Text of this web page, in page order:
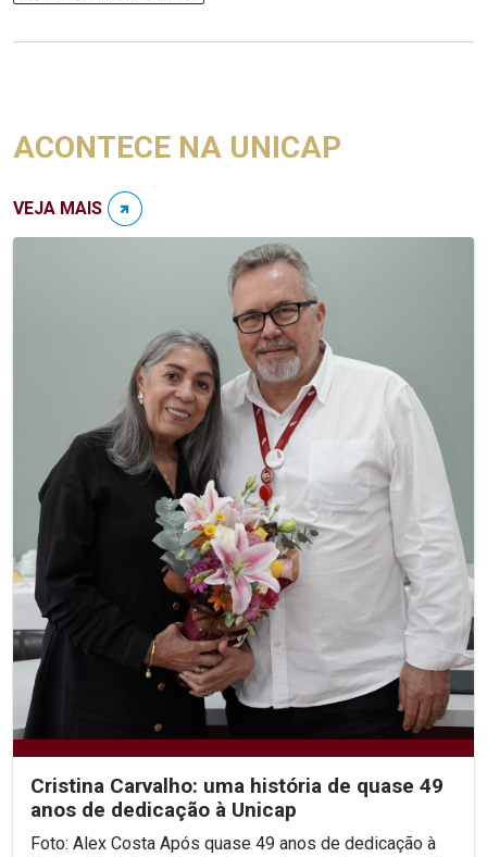
ACONTECE NA UNICAP
VEJA MAIS
Cristina Carvalho: uma história de quase 49
anos de dedicação à Unicap
Foto: Alex Costa Após quase 49 anos de dedicação à